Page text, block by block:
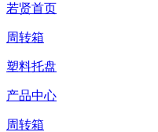
若贤首页
周转箱
塑料托盘
产品中心
周转箱